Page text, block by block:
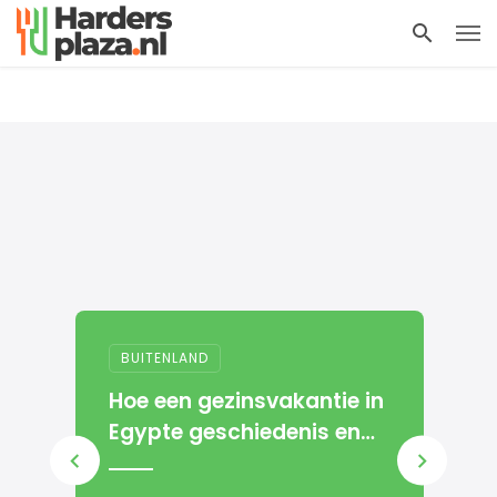
BUITENLAND
Hoe een gezinsvakantie in
Egypte geschiedenis en
ontspanning